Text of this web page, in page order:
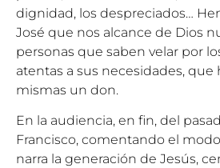
dignidad, los despreciados…
José que nos alcance de Dios
personas que saben velar por
atentas a sus necesidades,
mismas un don.
En la audiencia, en fin, del
Francisco, comentando el
narra la generación de Jesús,